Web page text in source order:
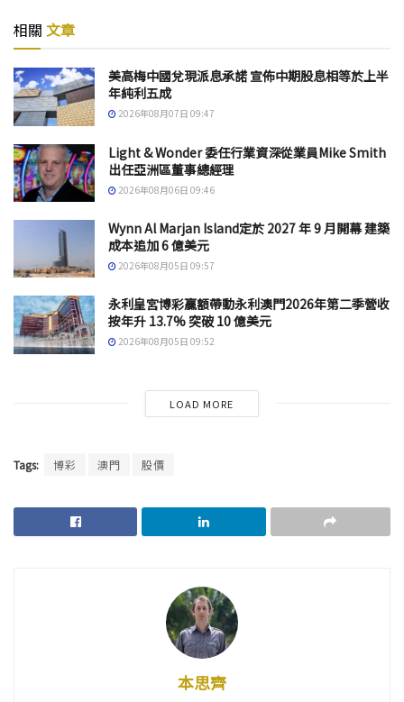
相關 文章
美高梅中國兌現派息承諾 宣佈中期股息相等於上半
年純利五成
2026年08月07日 09:47
Light & Wonder 委任行業資深從業員Mike Smith
出任亞洲區董事總經理
2026年08月06日 09:46
Wynn Al Marjan Island定於 2027 年 9 月開幕 建築
成本追加 6 億美元
2026年08月05日 09:57
永利皇宮博彩贏額帶動永利澳門2026年第二季營收
按年升 13.7% 突破 10 億美元
2026年08月05日 09:52
LOAD MORE
Tags: 博彩 澳門 股價
本思齊